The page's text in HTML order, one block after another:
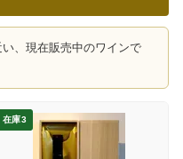
、現在販売中のワインで
在庫3